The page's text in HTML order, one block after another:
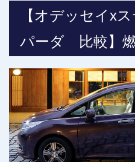
【オデッセイx
パーダ 比較】